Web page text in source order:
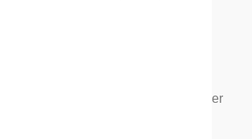
dans diverses structures de
d'eau. Dans l'ensemble, le mortier